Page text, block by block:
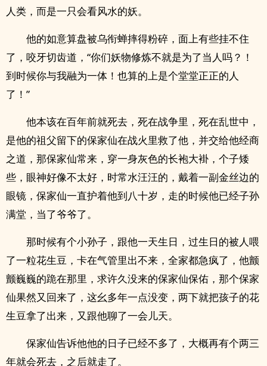
人类，而是一只会看风水的妖。
他的如意算盘被乌衔蝉摔得粉碎，面上有些挂不住
了，咬牙切齿道，“你们妖物修炼不就是为了当人吗？！
到时候你与我融为一体！也算的上是个堂堂正正的人
了！”
他本该在百年前就死去，死在战争里，死在乱世中，
是他的祖父留下的保家仙在战火里救了他，并交给他经商
之道，那保家仙常来，穿一身灰色的长袍大褂，个子矮
些，眼神好像不太好，时常水汪汪的，戴着一副金丝边的
眼镜，保家仙一直护着他到八十岁，走的时候他已经子孙
满堂，当了爷爷了。
那时候有个小孙子，跟他一天生日，过生日的被人喂
了一粒花生豆，卡在气管里出不来，全家都急疯了，他颤
颤巍巍的跪在那里，求许久没来的保家仙保佑，那个保家
仙果然又回来了，这幺多年一点没变，两下就把孩子的花
生豆拿了出来，又跟他聊了一会儿天。
保家仙告诉他他的日子已经不多了，大概再有个两三
年就会死去，之后就走了。